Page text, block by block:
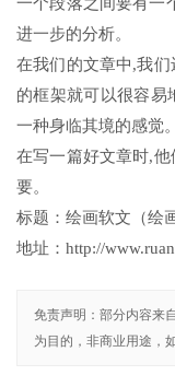
进一步的分析。
在我们的文章中,我
的框架就可以很容易
一种身临其境的感觉。
在写一篇好文章时,
要。
标题：绘画软文（绘
地址：http://
免责声明：部分内容来
为目的，非商业用途，